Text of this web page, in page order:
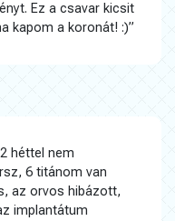
Ez a csavar kicsit
kapom a koronát! :)”
héttel nem
6 titánom van
az orvos hibázott,
implantátum